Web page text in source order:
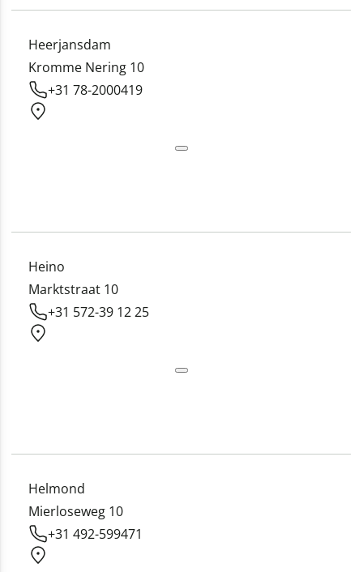
Heerjansdam
Kromme Nering 10
+31 78-2000419
Heino
Marktstraat 10
+31 572-39 12 25
Helmond
Mierloseweg 10
+31 492-599471